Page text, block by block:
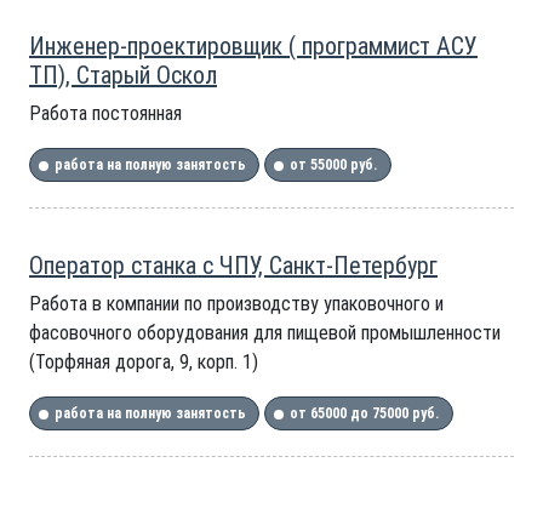
Инженер-проектировщик ( программист АСУ
ТП), Старый Оскол
Работа постоянная
работа на полную занятость от 55000 руб.
Оператор станка с ЧПУ, Санкт-Петербург
Работа в компании по производству упаковочного и
фасовочного оборудования для пищевой промышленности
(Торфяная дорога, 9, корп. 1)
работа на полную занятость от 65000 до 75000 руб.